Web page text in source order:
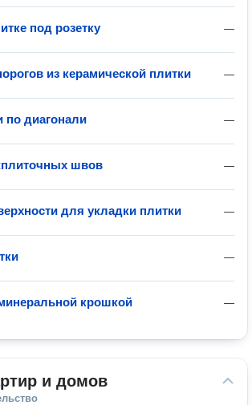
—
под розетку
—
из керамической плитки
—
по диагонали
—
швов
—
для укладки плитки
—
—
крошкой
и домов